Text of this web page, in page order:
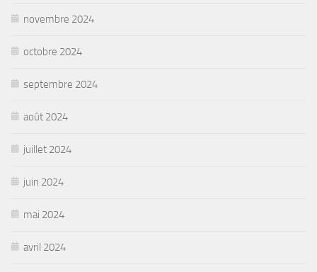
novembre 2024
octobre 2024
septembre 2024
août 2024
juillet 2024
juin 2024
mai 2024
avril 2024